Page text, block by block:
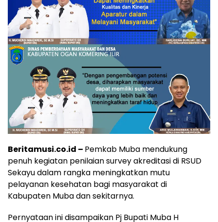
Beritamusi.co.id – Pemkab Muba mendukung
penuh kegiatan penilaian survey akreditasi di RSUD
Sekayu dalam rangka meningkatkan mutu
pelayanan kesehatan bagi masyarakat di
Kabupaten Muba dan sekitarnya.
Pernyataan ini disampaikan Pj Bupati Muba H